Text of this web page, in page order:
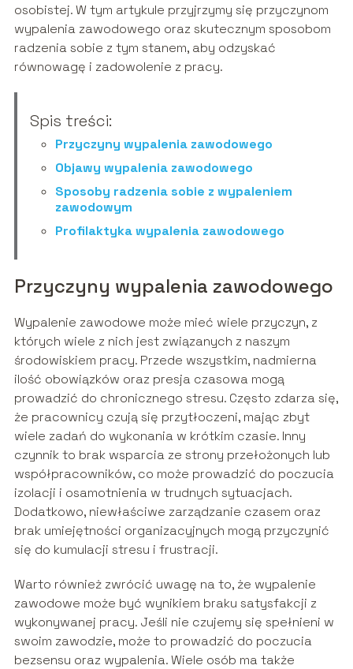
osobistej. W tym artykule przyjrzymy się przyczynom
wypalenia zawodowego oraz skutecznym sposobom
radzenia sobie z tym stanem, aby odzyskać
równowagę i zadowolenie z pracy.
Spis treści:
Przyczyny wypalenia zawodowego
Objawy wypalenia zawodowego
Sposoby radzenia sobie z wypaleniem
zawodowym
Profilaktyka wypalenia zawodowego
Przyczyny wypalenia zawodowego
Wypalenie zawodowe może mieć wiele przyczyn, z
których wiele z nich jest związanych z naszym
środowiskiem pracy. Przede wszystkim, nadmierna
ilość obowiązków oraz presja czasowa mogą
prowadzić do chronicznego stresu. Często zdarza się,
że pracownicy czują się przytłoczeni, mając zbyt
wiele zadań do wykonania w krótkim czasie. Inny
czynnik to brak wsparcia ze strony przełożonych lub
współpracowników, co może prowadzić do poczucia
izolacji i osamotnienia w trudnych sytuacjach.
Dodatkowo, niewłaściwe zarządzanie czasem oraz
brak umiejętności organizacyjnych mogą przyczynić
się do kumulacji stresu i frustracji.
Warto również zwrócić uwagę na to, że wypalenie
zawodowe może być wynikiem braku satysfakcji z
wykonywanej pracy. Jeśli nie czujemy się spełnieni w
swoim zawodzie, może to prowadzić do poczucia
bezsensu oraz wypalenia. Wiele osób ma także